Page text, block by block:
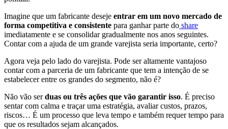
Imagine que um fabricante deseje entrar em um novo mercado de
forma competitiva e consistente para ganhar parte do share
imediatamente e se consolidar gradualmente nos anos seguintes.
Contar com a ajuda de um grande varejista seria importante, certo?
Agora veja pelo lado do varejista. Pode ser altamente vantajoso
contar com a parceria de um fabricante que tem a intenção de se
estabelecer entre os grandes do segmento, não é?
Não vão serduas ou três ações que vão garantir isso. É preciso
sentar com calma e traçar uma estratégia, avaliar custos, prazos,
riscos… É um processo que leva tempo e também requer tempo para
que os resultados sejam alcançados.